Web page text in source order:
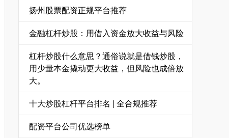
扬州股票配资正规平台推荐
金融杠杆炒股：用借入资金放大收益与风险
杠杆炒股什么意思？通俗说就是借钱炒股，
用少量本金撬动更大收益，但风险也成倍放
大。
十大炒股杠杆平台排名 | 全合规推荐
配资平台公司优选榜单